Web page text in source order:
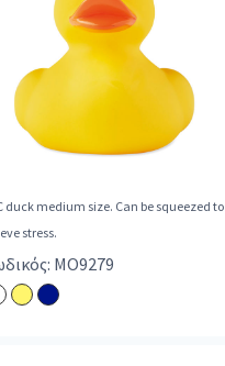
duck medium size. Can be squeezed to
stress.
MO9279